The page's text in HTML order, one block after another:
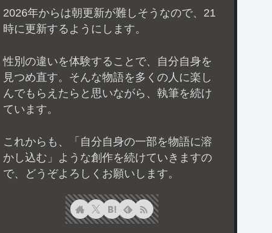
2026年からは朝更新が難しそうなので、21
時に更新するようにします。
性別の違いを体験することで、自分自身を
見つめ直す。そんな物語を多くの人に楽し
んでもらえたらと思いながら、執筆を続け
ています。
これからも、「自分自身の一部を物語に溶
かし込む」ような創作を続けていきますの
で、どうぞよろしくお願いします。